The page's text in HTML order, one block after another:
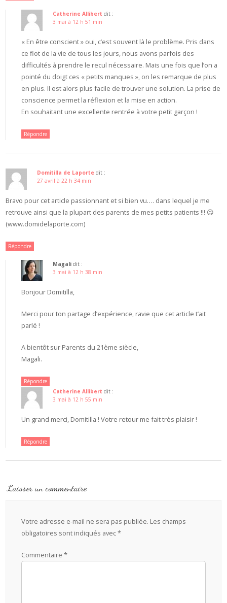
Catherine Allibert dit :
3 mai à 12 h 51 min
« En être conscient » oui, c’est souvent là le problème. Pris dans
ce flot de la vie de tous les jours, nous avons parfois des
difficultés à prendre le recul nécessaire. Mais une fois que l’on a
pointé du doigt ces « petits manques », on les remarque de plus
en plus. Il est alors plus facile de trouver une solution. La prise de
conscience permet la réflexion et la mise en action.
En souhaitant une excellente rentrée à votre petit garçon !
Répondre
Domitilla de Laporte dit :
27 avril à 22 h 34 min
Bravo pour cet article passionnant et si bien vu…. dans lequel je me
retrouve ainsi que la plupart des parents de mes petits patients !!! 😉
(www.domidelaporte.com)
Répondre
Magali dit :
3 mai à 12 h 38 min
Bonjour Domitilla,
Merci pour ton partage d’expérience, ravie que cet article t’ait
parlé !
A bientôt sur Parents du 21ème siècle,
Magali.
Répondre
Catherine Allibert dit :
3 mai à 12 h 55 min
Un grand merci, Domitilla ! Votre retour me fait très plaisir !
Répondre
Laisser un commentaire
Votre adresse e-mail ne sera pas publiée. Les champs
obligatoires sont indiqués avec*
Commentaire*